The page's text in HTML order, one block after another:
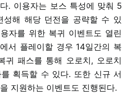
. 이용자는 보스 특성에 맞춰 5
성해 해당 던전을 공략할 수 있
자를 위한 복귀 이벤트도 열린
서 플레이할 경우 14일간의 복
귀 패스를 통해 오로치, 오로치
획득할 수 있다. 또한 신규 서
지원하는 이벤트도 진행된다.